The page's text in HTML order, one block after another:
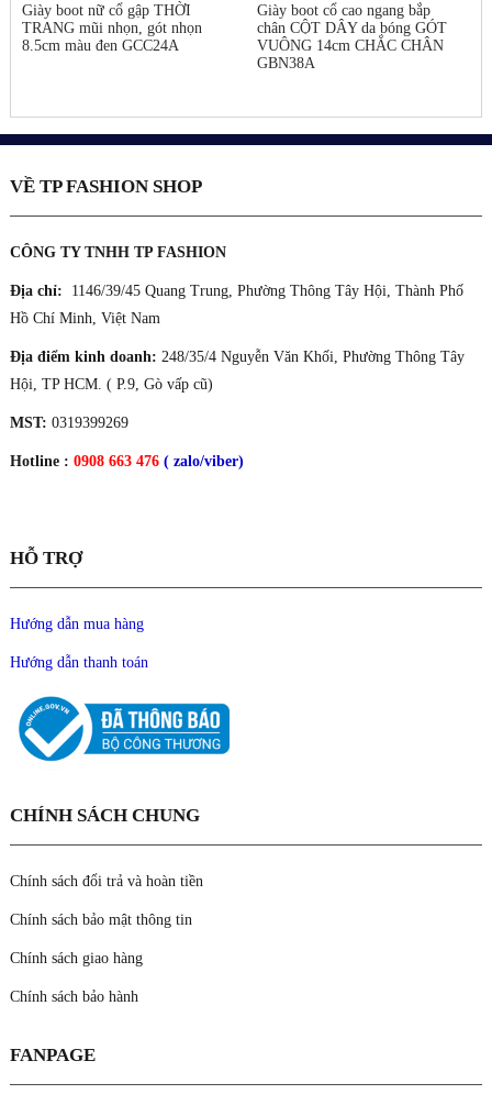
Giày boot nữ cổ gập THỜI
TRANG mũi nhọn, gót nhọn
8.5cm màu đen GCC24A
Giày boot cổ cao ngang bắp
chân CỘT DÂY da bóng GÓT
VUÔNG 14cm CHẮC CHÂN
GBN38A
VỀ TP FASHION SHOP
CÔNG TY TNHH TP FASHION
Địa chỉ: 1146/39/45 Quang Trung, Phường Thông Tây Hội, Thành Phố
Hồ Chí Minh, Việt Nam
Địa điểm kinh doanh: 248/35/4 Nguyễn Văn Khối, Phường Thông Tây
Hội, TP HCM. ( P.9, Gò vấp cũ)
MST: 0319399269
Hotline : 0908 663 476 ( zalo/viber)
HỖ TRỢ
Hướng dẫn mua hàng
Hướng dẫn thanh toán
CHÍNH SÁCH CHUNG
Chính sách đổi trả và hoàn tiền
Chính sách bảo mật thông tin
Chính sách giao hàng
Chính sách bảo hành
FANPAGE